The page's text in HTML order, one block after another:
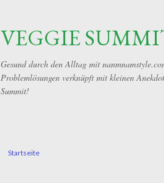
VEGGIE
Gesund durch den Alltag mit
Problemlösungen verknüpft mit kleinen
Summit!
Startseite